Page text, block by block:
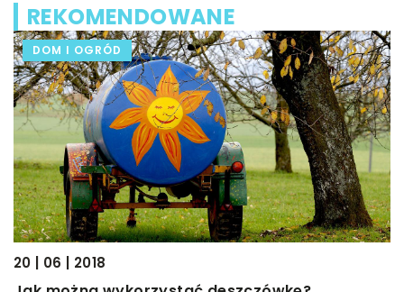
REKOMENDOWANE
DOM I OGRÓD
20 | 06 | 2018